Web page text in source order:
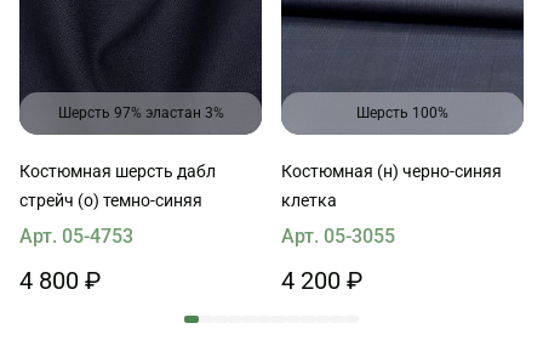
Шерсть 97% эластан 3%
Костюмная шерсть дабл
стрейч (о) темно-синяя
Арт. 05-4753
4 800 ₽
Шерсть 100%
Костюмная (н) черно-синяя
клетка
Арт. 05-3055
4 200 ₽